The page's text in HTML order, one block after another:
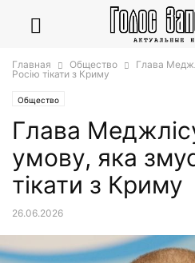
Главная Общество
Глава
Росію тікати з Криму
Общество
Глава
умову, яка
тікати з Криму
26.06.2026